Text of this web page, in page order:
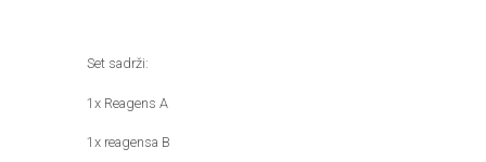
Set sadrži:
1x Reagens A
1x reagensa B